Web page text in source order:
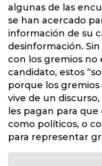
algunas de las
se han acercado
información de su
desinformación.
con los gremios no
candidato, estos
porque los
vive de un
les pagan para
como políticos, o
para representar